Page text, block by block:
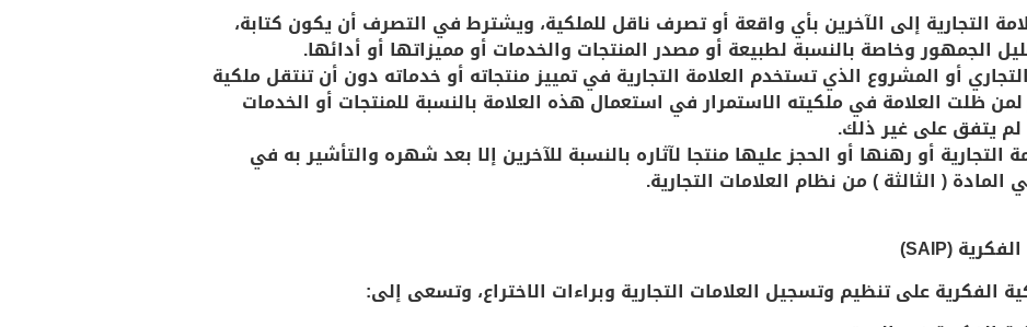
التجارية إلى الآخرين بأي واقعة أو تصرف ناقل للملكية، ويشترط في التصرف أن يكون كتابة،
الجمهور وخاصة بالنسبة لطبيعة أو مصدر المنتجات والخدمات أو مميزاتها أو أدائها.
أو المشروع الذي تستخدم العلامة التجارية في تمييز منتجاته أو خدماته دون أن تنتقل ملكية
لمن ظلت العلامة في ملكيته الاستمرار في استعمال هذه العلامة بالنسبة للمنتجات أو الخدمات
يتفق على غير ذلك.
التجارية أو رهنها أو الحجز عليها منتجا لآثاره بالنسبة للآخرين إلا بعد شهره والتأشير به في
( الثالثة ) من نظام العلامات التجارية.
(SAIP)
الفكرية على تنظيم وتسجيل العلامات التجارية وبراءات الاختراع، وتسعى إلى: